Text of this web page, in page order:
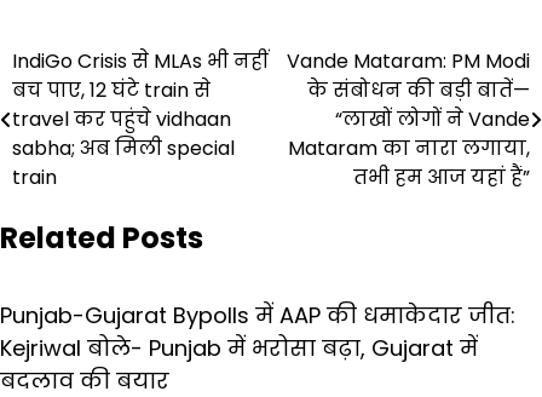
Post
navigation
IndiGo Crisis से MLAs भी नहीं
बच पाए, 12 घंटे train से
travel कर पहुंचे vidhaan
sabha; अब मिली special
train
Vande Mataram: PM Modi
के संबोधन की बड़ी बातें—
“लाखों लोगों ने Vande
Mataram का नारा लगाया,
तभी हम आज यहां हैं”
Related Posts
Punjab-Gujarat Bypolls में AAP की धमाकेदार जीत:
Kejriwal बोले- Punjab में भरोसा बढ़ा, Gujarat में
बदलाव की बयार